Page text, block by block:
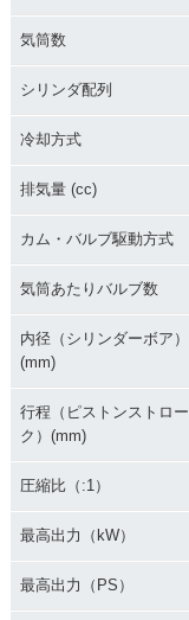
気筒数
シリンダ配列
冷却方式
排気量 (cc)
カム・バルブ駆動方式
気筒あたりバルブ数
内径（シリンダーボア）
(mm)
行程（ピストンストロー
ク）(mm)
圧縮比（:1）
最高出力（kW）
最高出力（PS）